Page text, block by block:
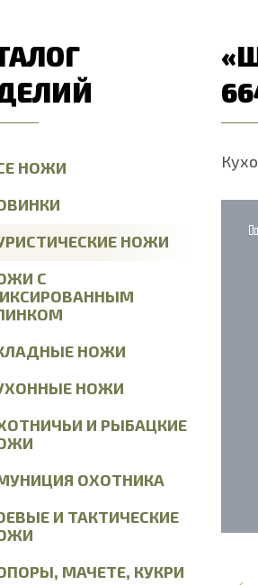
НОЖИ
НОЖИ
С
НОЖИ
НОЖИ
И РЫБАЦКИЕ
ОХОТНИКА
И ТАКТИЧЕСКИЕ
МАЧЕТЕ, КУКРИ